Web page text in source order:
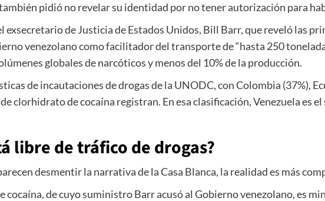
pidió no revelar su identidad por no tener autorización para
de Justicia de Estados Unidos, Bill Barr, que reveló las
venezolano como facilitador del transporte de “hasta 250
globales de narcóticos y menos del 10% de la producción.
de incautaciones de drogas de la UNODC, con Colombia (37%),
clorhidrato de cocaína registran. En esa clasificación, Venezuela es
libre de tráfico de drogas?
desmentir la narrativa de la Casa Blanca, la realidad es más
cocaína, de cuyo suministro Barr acusó al Gobierno venezolano, es